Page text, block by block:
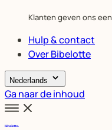
Klanten geven ons een
Hulp & contact
Over Bibelotte
Nederlands
Ga naar de inhoud